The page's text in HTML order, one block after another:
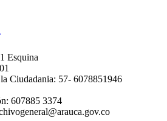
Esquina
Ciudadania: 57- 6078851946
607885 3374